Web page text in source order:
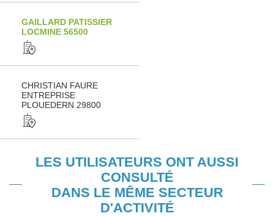
GAILLARD PATISSIER
LOCMINE 56500
CHRISTIAN FAURE
ENTREPRISE
PLOUEDERN 29800
LES UTILISATEURS ONT AUSSI
CONSULTÉ
DANS LE MÊME SECTEUR
D'ACTIVITÉ